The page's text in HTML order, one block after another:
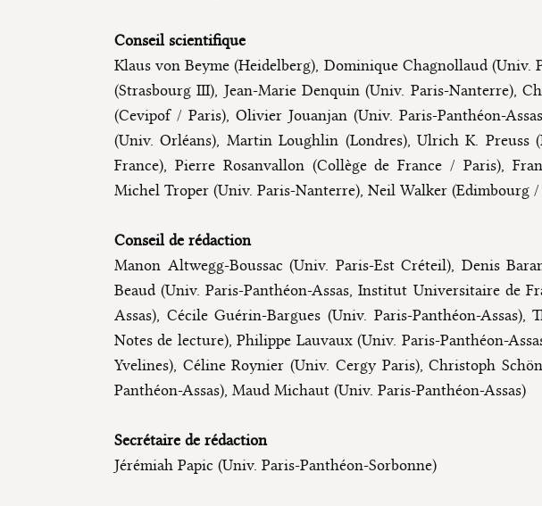
Conseil scientifique
Klaus von Beyme (Heidelberg), Dominique Chagnollaud (Univ.
(Strasbourg III), Jean-Marie Denquin (Univ. Paris-Nanterre),
(Cevipof / Paris), Olivier Jouanjan (Univ. Paris-Panthéon-
(Univ. Orléans), Martin Loughlin (Londres), Ulrich K. Preuss
France), Pierre Rosanvallon (Collège de France / Paris),
Michel Troper (Univ. Paris-Nanterre), Neil Walker (Edimbourg /
Conseil de rédaction
Manon Altwegg-Boussac (Univ. Paris-Est Créteil), Denis
Beaud (Univ. Paris-Panthéon-Assas, Institut Universitaire de
Assas), Cécile Guérin-Bargues (Univ. Paris-Panthéon-
Notes de lecture), Philippe Lauvaux (Univ. Paris-Panthéon-
Yvelines), Céline Roynier (Univ. Cergy Paris), Christoph
Panthéon-Assas), Maud Michaut (Univ. Paris-Panthéon-Assas)
Secrétaire de rédaction
Jérémiah Papic (Univ. Paris-Panthéon-Sorbonne)